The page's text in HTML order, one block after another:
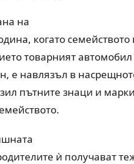
на
когато
товарният автомобил
е навлязъл в
пътните знаци и
ѝ получават